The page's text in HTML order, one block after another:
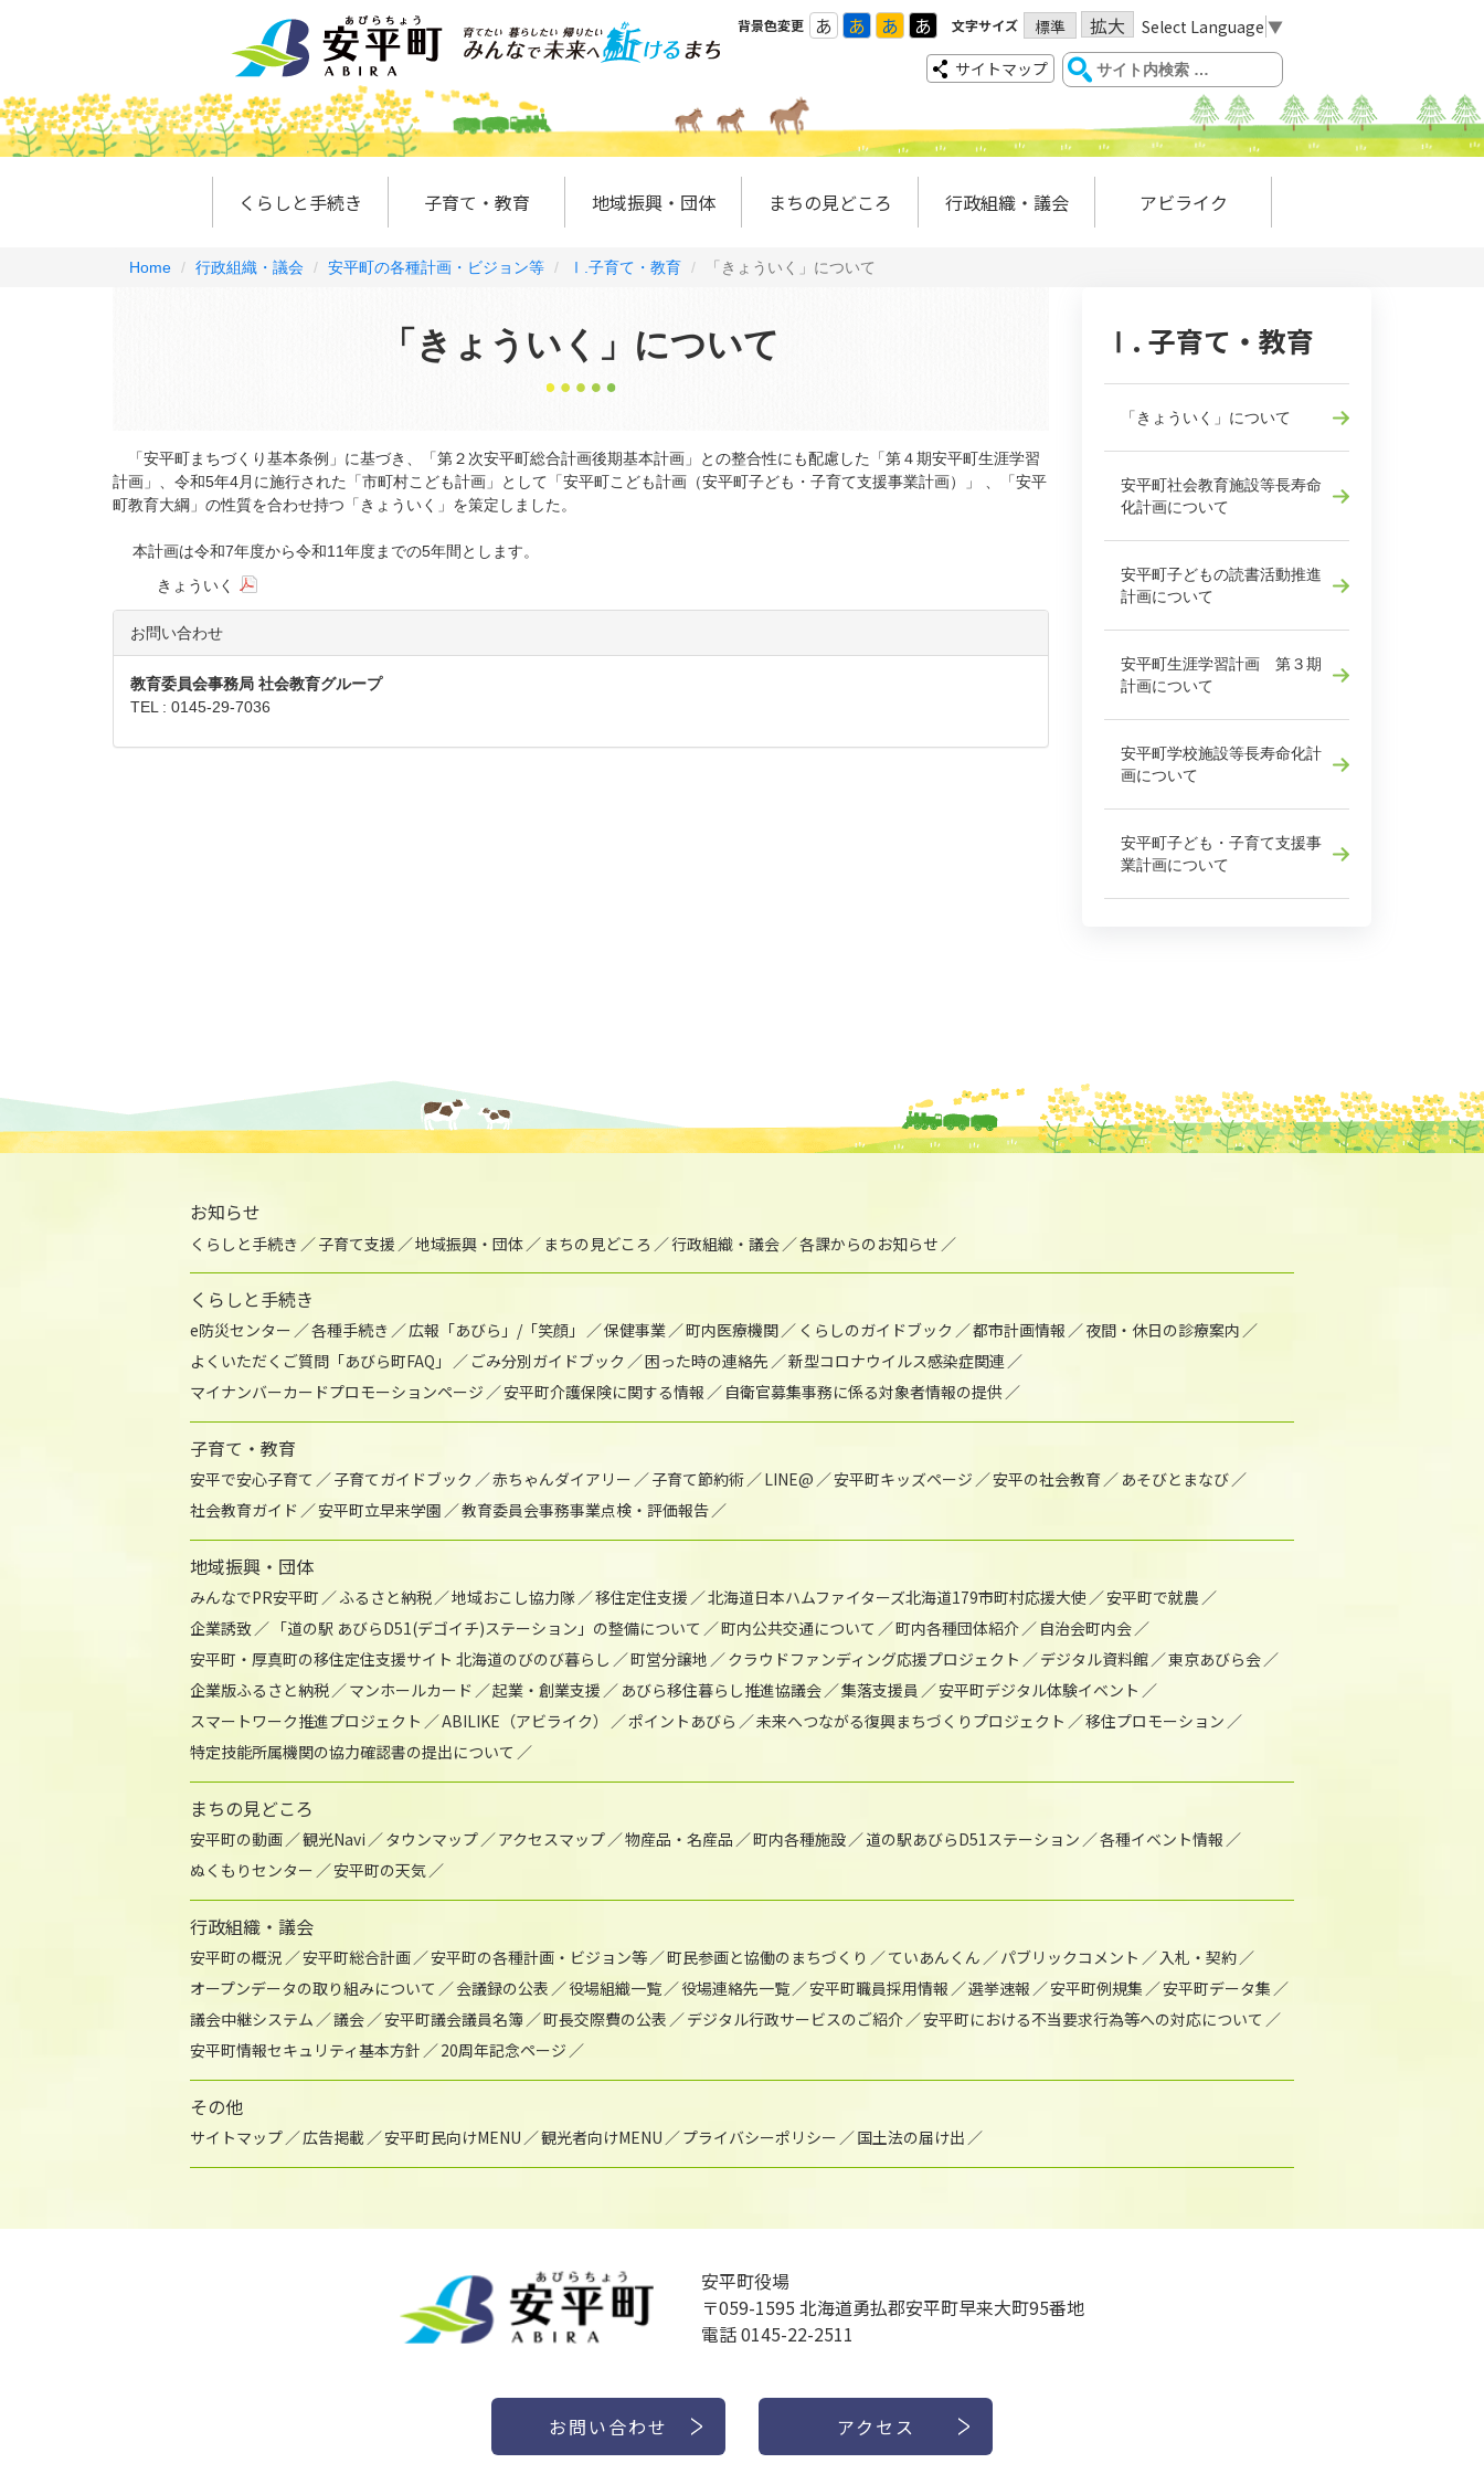
背景色変更 あ あ あ あ 文字サイズ 標準 拡大 Select Language ▼
サイトマップ
くらしと手続き 子育て・教育 地域振興・団体 まちの見どころ 行政組織・議会 アビライク
Home 行政組織・議会 安平町の各種計画・ビジョン等 Ⅰ.子育て・教育 「きょういく」について
「きょういく」について
「安平町まちづくり基本条例」に基づき、「第２次安平町総合計画後期基本計画」との整合性にも配慮した「第４期安平町生涯学習
計画」、令和5年4月に施行された「市町村こども計画」として「安平町こども計画（安平町子ども・子育て支援事業計画）」 、「安平
町教育大綱」の性質を合わせ持つ「きょういく」を策定しました。
本計画は令和7年度から令和11年度までの5年間とします。
きょういく
お問い合わせ
教育委員会事務局 社会教育グループ
TEL : 0145-29-7036
Ⅰ. 子育て・教育
「きょういく」について
安平町社会教育施設等長寿命
化計画について
安平町子どもの読書活動推進
計画について
安平町生涯学習計画 第３期
計画について
安平町学校施設等長寿命化計
画について
安平町子ども・子育て支援事
業計画について
お知らせ
くらしと手続き 子育て支援 地域振興・団体 まちの見どころ 行政組織・議会 各課からのお知らせ
くらしと手続き
e防災センター 各種手続き 広報「あびら」/「笑顔」 保健事業 町内医療機関 くらしのガイドブック 都市計画情報
夜間・休日の診療案内
よくいただくご質問「あびら町FAQ」
ごみ分別ガイドブック 困った時の連絡先
新型コロナウイルス感染症関連
マイナンバーカードプロモーションページ
安平町介護保険に関する情報 自衛官募集事務に係る対象者情報の提供
子育て・教育
安平で安心子育て 子育てガイドブック 赤ちゃんダイアリー 子育て節約術 LINE@ 安平町キッズページ 安平の社会教育
あそびとまなび
社会教育ガイド
安平町立早来学園 教育委員会事務事業点検・評価報告
地域振興・団体
みんなでPR安平町 ふるさと納税 地域おこし協力隊 移住定住支援 北海道日本ハムファイターズ北海道179市町村応援大使
安平町で就農
企業誘致
「道の駅 あびらD51(デゴイチ)ステーション」の整備について 町内公共交通について 町内各種団体紹介
自治会町内会
安平町・厚真町の移住定住支援サイト 北海道のびのび暮らし
町営分譲地 クラウドファンディング応援プロジェクト デジタル資料館
東京あびら会
企業版ふるさと納税
マンホールカード 起業・創業支援 あびら移住暮らし推進協議会 集落支援員
安平町デジタル体験イベント
スマートワーク推進プロジェクト
ABILIKE（アビライク） ポイントあびら 未来へつながる復興まちづくりプロジェクト
移住プロモーション
特定技能所属機関の協力確認書の提出について
まちの見どころ
安平町の動画 観光Navi タウンマップ アクセスマップ 物産品・名産品 町内各種施設 道の駅あびらD51ステーション
各種イベント情報
ぬくもりセンター
安平町の天気
行政組織・議会
安平町の概況 安平町総合計画 安平町の各種計画・ビジョン等 町民参画と協働のまちづくり ていあんくん パブリックコメント
入札・契約
オープンデータの取り組みについて
会議録の公表 役場組織一覧 役場連絡先一覧 安平町職員採用情報 選挙速報 安平町例規集
安平町データ集
議会中継システム
議会 安平町議会議員名簿 町長交際費の公表 デジタル行政サービスのご紹介
安平町における不当要求行為等への対応について
安平町情報セキュリティ基本方針
20周年記念ページ
その他
サイトマップ 広告掲載 安平町民向けMENU 観光者向けMENU プライバシーポリシー 国土法の届け出
安平町役場
〒059-1595 北海道勇払郡安平町早来大町95番地
電話 0145-22-2511
お問い合わせ アクセス